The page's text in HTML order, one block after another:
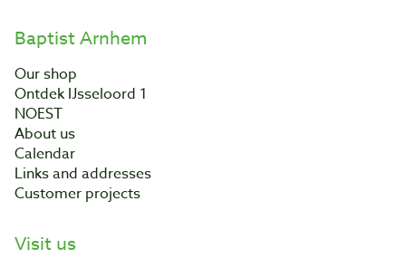
Baptist Arnhem
Our shop
Ontdek IJsseloord 1
NOEST
About us
Calendar
Links and addresses
Customer projects
Visit us